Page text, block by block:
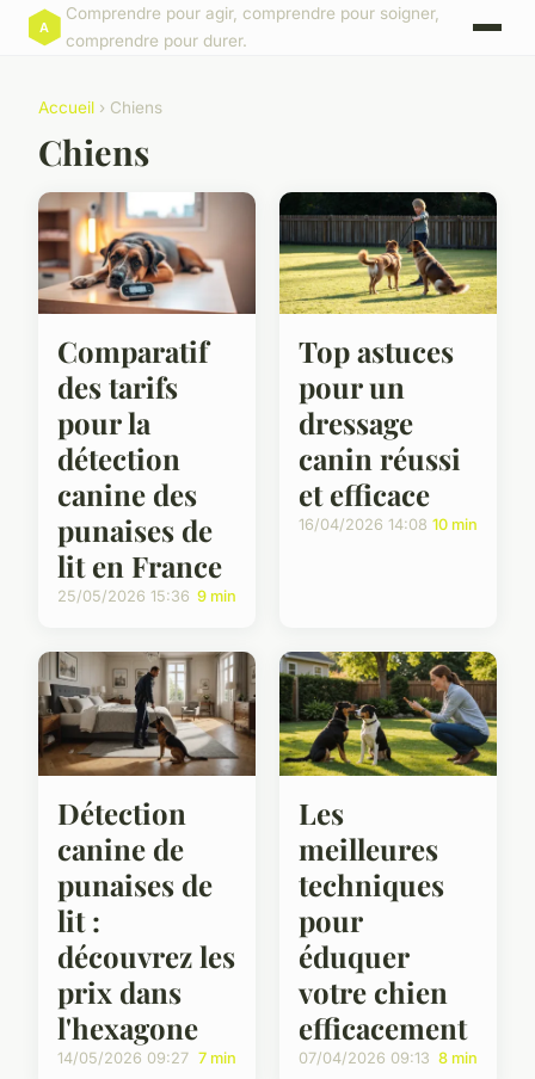
Comprendre pour agir, comprendre pour soigner,
comprendre pour durer.
Accueil › Chiens
Chiens
Comparatif
des tarifs
pour la
détection
canine des
punaises de
lit en France
25/05/2026 15:36 9 min
Top astuces
pour un
dressage
canin réussi
et efficace
16/04/2026 14:08 10 min
Détection
canine de
punaises de
lit :
découvrez les
prix dans
l'hexagone
14/05/2026 09:27 7 min
Les
meilleures
techniques
pour
éduquer
votre chien
efficacement
07/04/2026 09:13 8 min